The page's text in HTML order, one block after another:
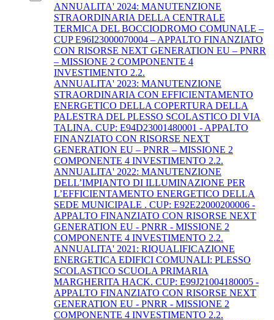
ANNUALITA' 2024: MANUTENZIONE
STRAORDINARIA DELLA CENTRALE
TERMICA DEL BOCCIODROMO COMUNALE –
CUP E96I23000070004 – APPALTO FINANZIATO
CON RISORSE NEXT GENERATION EU – PNRR
– MISSIONE 2 COMPONENTE 4
INVESTIMENTO 2.2.
ANNUALITA' 2023: MANUTENZIONE
STRAORDINARIA CON EFFICIENTAMENTO
ENERGETICO DELLA COPERTURA DELLA
PALESTRA DEL PLESSO SCOLASTICO DI VIA
TALINA. CUP: E94D23001480001 - APPALTO
FINANZIATO CON RISORSE NEXT
GENERATION EU – PNRR – MISSIONE 2
COMPONENTE 4 INVESTIMENTO 2.2.
ANNUALITA' 2022: MANUTENZIONE
DELL’IMPIANTO DI ILLUMINAZIONE PER
L’EFFICIENTAMENTO ENERGETICO DELLA
SEDE MUNICIPALE . CUP: E92E22000200006 -
APPALTO FINANZIATO CON RISORSE NEXT
GENERATION EU - PNRR - MISSIONE 2
COMPONENTE 4 INVESTIMENTO 2.2.
ANNUALITA' 2021: RIQUALIFICAZIONE
ENERGETICA EDIFICI COMUNALI: PLESSO
SCOLASTICO SCUOLA PRIMARIA
MARGHERITA HACK. CUP: E99J21004180005 -
APPALTO FINANZIATO CON RISORSE NEXT
GENERATION EU - PNRR - MISSIONE 2
COMPONENTE 4 INVESTIMENTO 2.2.